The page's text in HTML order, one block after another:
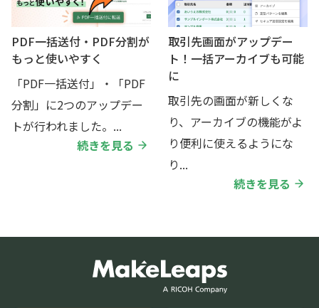
PDF一括送付・PDF分割が
もっと使いやすく
「PDF一括送付」・「PDF
分割」に2つのアップデー
トが行われました。...
続きを見る
取引先画面がアップデー
ト！一括アーカイブも可能
に
取引先の画面が新しくな
り、アーカイブの機能がよ
り便利に使えるようにな
り...
続きを見る